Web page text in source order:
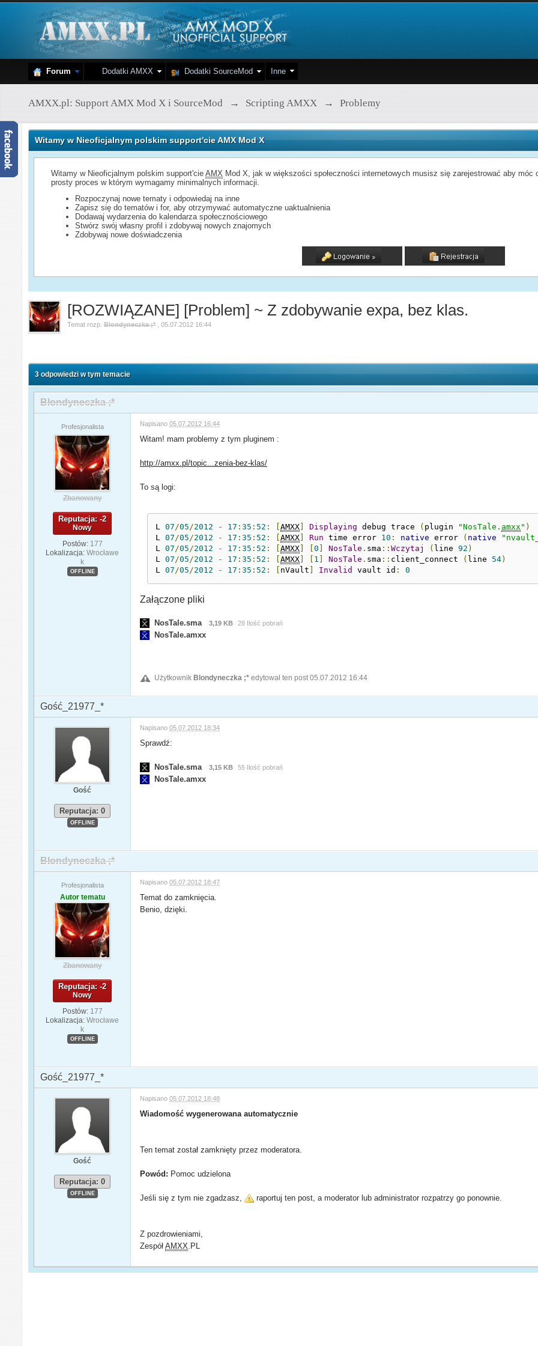
Forum Dodatki AMXX Dodatki SourceMod Inne
AMXX.pl: Support AMX Mod X i SourceMod → Scripting AMXX → Problemy
Witamy w Nieoficjalnym polskim support'cie AMX Mod X
Witamy w Nieoficjalnym polskim support'cieAMX Mod X, jak w większości społeczności internetowych musisz się zarejestrować aby
prosty proces w którym wymagamy minimalnych informacji.
Rozpoczynaj nowe tematy i odpowiedaj na inne
Zapisz się do tematów i for, aby otrzymywać automatyczne uaktualnienia
Dodawaj wydarzenia do kalendarza społecznościowego
Stwórz swój własny profil i zdobywaj nowych znajomych
Zdobywaj nowe doświadczenia
[ROZWIĄZANE] [Problem] ~ Z zdobywanie expa, bez klas.
Temat rozp.Blondyneczka ;* ,05.07.2012 16:44
3 odpowiedzi w tym temacie
Blondyneczka ;*
Profesjonalista
Zbanowany
Reputacja: -2
Nowy
Postów: 177
Lokalizacja: Wrocławe
k
OFFLINE
Napisano05.07.2012 16:44
Witam! mam problemy z tym pluginem :
http://amxx.pl/topic...zenia-bez-klas/
To są logi:
L 07 /05 /2012 - 17 :35 : 52 : [AMXX] Displaying debug trace ( plugin "NosTale. amxx " )
L 07 /05 /2012 - 17 :35 : 52 : [AMXX] Run time error 10 : native error ( native
L 07 /05 /2012 - 17 :35 : 52 : [AMXX] [0 ] NosTale . sma ::Wczytaj ( line 92 )
L 07 /05 /2012 - 17 :35 : 52 : [AMXX] [ 1 ] NosTale . sma :: client_connect ( line 54)
L 07 /05 /2012 - 17 :35 : 52 : [ nVault ] Invalid vault id : 0
Załączone pliki
NosTale.sma 3,19 KB 28 Ilość pobrań
NosTale.amxx
UżytkownikBlondyneczka ;* edytował ten post 05.07.2012 16:44
Gość_21977_*
Gość
Reputacja: 0
OFFLINE
Napisano05.07.2012 18:34
Sprawdź:
NosTale.sma 3,15 KB 55 Ilość pobrań
NosTale.amxx
Blondyneczka ;*
Profesjonalista
Autor tematu
Zbanowany
Reputacja: -2
Nowy
Postów: 177
Lokalizacja: Wrocławe
k
OFFLINE
Napisano05.07.2012 18:47
Temat do zamknięcia.
Benio, dzięki.
Gość_21977_*
Gość
Reputacja: 0
OFFLINE
Napisano05.07.2012 18:48
Wiadomość wygenerowana automatycznie
Ten temat został zamknięty przez moderatora.
Powód: Pomoc udzielona
Jeśli się z tym nie zgadzasz, raportuj ten post, a moderator lub administrator rozpatrzy go ponownie.
Z pozdrowieniami,
ZespółAMXX .PL